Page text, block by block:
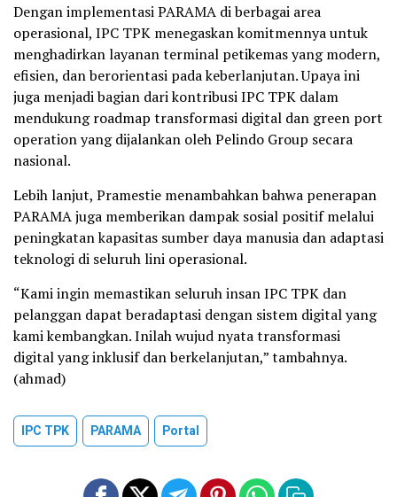
Dengan implementasi PARAMA di berbagai area
operasional, IPC TPK menegaskan komitmennya untuk
menghadirkan layanan terminal petikemas yang modern,
efisien, dan berorientasi pada keberlanjutan. Upaya ini
juga menjadi bagian dari kontribusi IPC TPK dalam
mendukung roadmap transformasi digital dan green port
operation yang dijalankan oleh Pelindo Group secara
nasional.
Lebih lanjut, Pramestie menambahkan bahwa penerapan
PARAMA juga memberikan dampak sosial positif melalui
peningkatan kapasitas sumber daya manusia dan adaptasi
teknologi di seluruh lini operasional.
“Kami ingin memastikan seluruh insan IPC TPK dan
pelanggan dapat beradaptasi dengan sistem digital yang
kami kembangkan. Inilah wujud nyata transformasi
digital yang inklusif dan berkelanjutan,” tambahnya.
(ahmad)
IPC TPK PARAMA Portal